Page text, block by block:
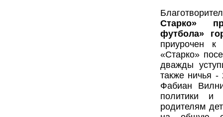
Старко»
футбола»
приурочен
«Старко»
дважды
также ничья
Фабиан
политики и
родителям